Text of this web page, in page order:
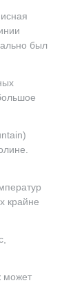
был
крайне
может